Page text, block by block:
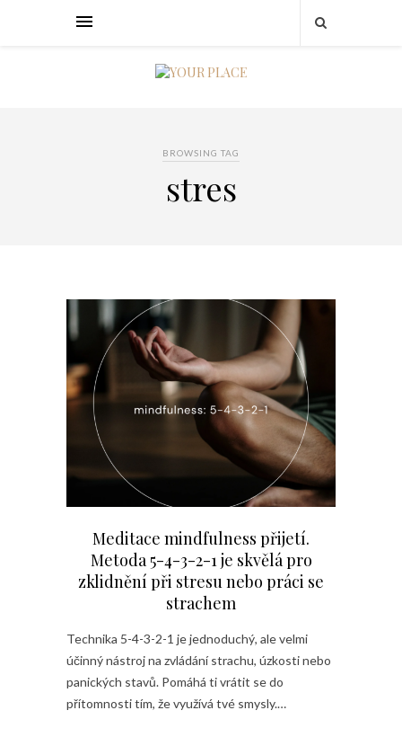
BROWSING TAG
stres
Meditace mindfulness přijetí.
Metoda 5-4-3-2-1 je skvělá pro
zklidnění při stresu nebo práci se
strachem
Technika 5-4-3-2-1 je jednoduchý, ale velmi
účinný nástroj na zvládání strachu, úzkosti nebo
panických stavů. Pomáhá ti vrátit se do
přítomnosti tím, že využívá tvé smysly.…